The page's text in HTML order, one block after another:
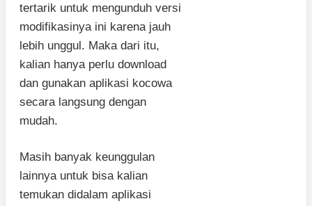
tertarik untuk mengunduh versi
modifikasinya ini karena jauh
lebih unggul. Maka dari itu,
kalian hanya perlu download
dan gunakan aplikasi kocowa
secara langsung dengan
mudah.
Masih banyak keunggulan
lainnya untuk bisa kalian
temukan didalam aplikasi